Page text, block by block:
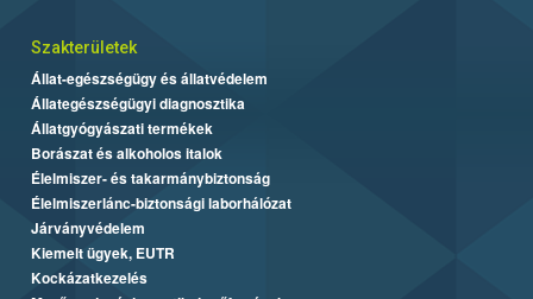
Szakterületek
Állat-egészségügy és állatvédelem
Állategészségügyi diagnosztika
Állatgyógyászati termékek
Borászat és alkoholos italok
Élelmiszer- és takarmánybiztonság
Élelmiszerlánc-biztonsági laborhálózat
Járványvédelem
Kiemelt ügyek, EUTR
Kockázatkezelés